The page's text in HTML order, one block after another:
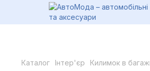
Каталог Інтер'єр Килимок в